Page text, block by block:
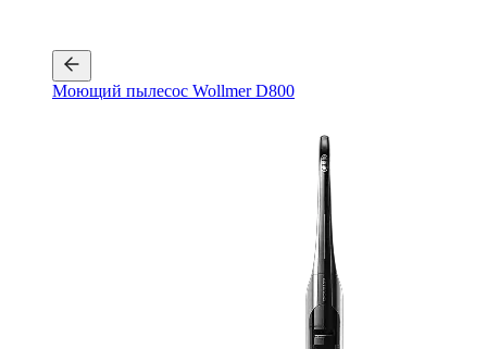
Моющий пылесос Wollmer D800